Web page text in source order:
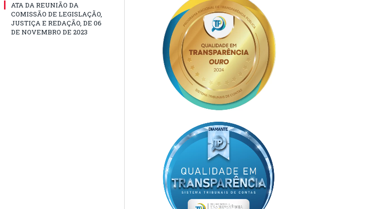
ATA DA REUNIÃO DA
COMISSÃO DE LEGISLAÇÃO,
JUSTIÇA E REDAÇÃO, DE 06
DE NOVEMBRO DE 2023